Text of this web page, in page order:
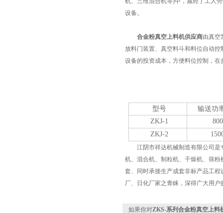
设备。
合金粉真空上料机供应商由真空
放料门装置、真空料斗和料位自动
设备的投资成本，方便料位控制，
型号
输送功
ZKJ-1
800
ZKJ-2
江阴市祥达机械制造有限公司是
机、混合机、制粒机、干燥机、筛
套、同时承接生产成套非标产品工
厂、日化厂家之青睐，深得广大用户
如果你对ZKS-系列合金粉真空上料